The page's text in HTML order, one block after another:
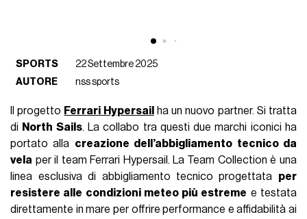
SPORTS
22 Settembre 2025
AUTORE
nss sports
Il progetto Ferrari Hypersail
ha un nuovo partner. Si tratta
di North Sails. La collabo tra questi due marchi iconici ha
portato alla creazione dell’abbigliamento tecnico da
vela per il team Ferrari Hypersail. La Team Collection è una
linea esclusiva di abbigliamento tecnico progettata per
resistere alle condizioni meteo più estreme e testata
direttamente in mare per offrire performance e affidabilità ai